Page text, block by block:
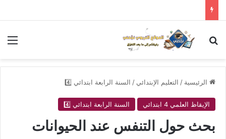
بحث عن
الرئيسية / التعليم الإبتدائي / السنة الرابعة ابتدائي 4️⃣
الإيقاظ العلمي 4 ابتدائي السنة الرابعة ابتدائي 4️⃣
بحث حول التنفس عند الحيوانات